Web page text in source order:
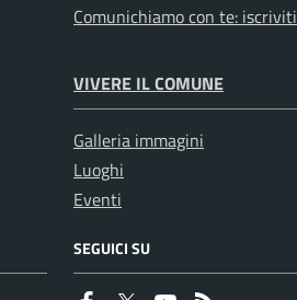
Comunichiamo con te: iscriviti
VIVERE IL COMUNE
Galleria immagini
Luoghi
Eventi
SEGUICI SU